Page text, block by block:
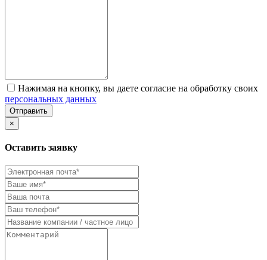
Нажимая на кнопку, вы даете согласие на обработку своих
персональных данных
Отправить
×
Оставить заявку